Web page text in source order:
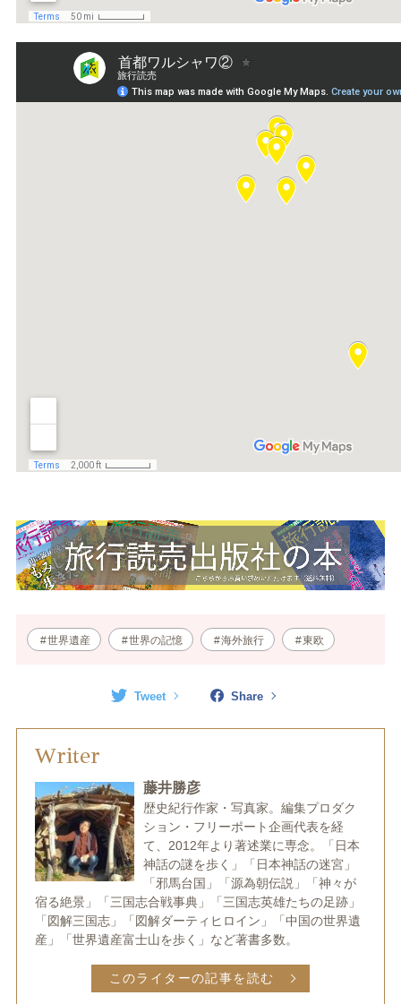
世界遺産 世界の記憶 海外旅行 東欧
Tweet Share
Writer
藤井勝彦
歴史紀行作家・写真家。編集プロダク
ション・フリーポート企画代表を経
て、2012年より著述業に専念。「日本
神話の謎を歩く」「日本神話の迷宮」
「邪馬台国」「源為朝伝説」「神々が
宿る絶景」「三国志合戦事典」「三国志英雄たちの足跡」
「図解三国志」「図解ダーティヒロイン」「中国の世界遺
産」「世界遺産富士山を歩く」など著書多数。
このライターの記事を読む